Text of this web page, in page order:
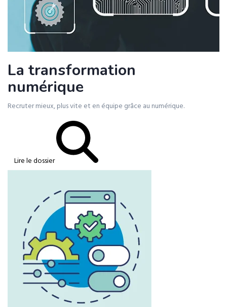
La transformation
numérique
Recruter mieux, plus vite et en équipe grâce au numérique.
Lire le dossier